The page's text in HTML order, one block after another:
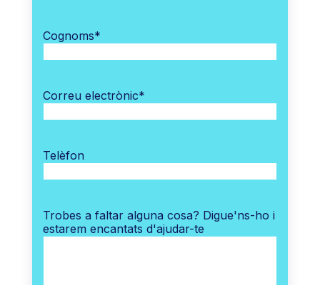
Cognoms*
Correu electrònic*
Telèfon
Trobes a faltar alguna cosa? Digue'ns-ho i
estarem encantats d'ajudar-te